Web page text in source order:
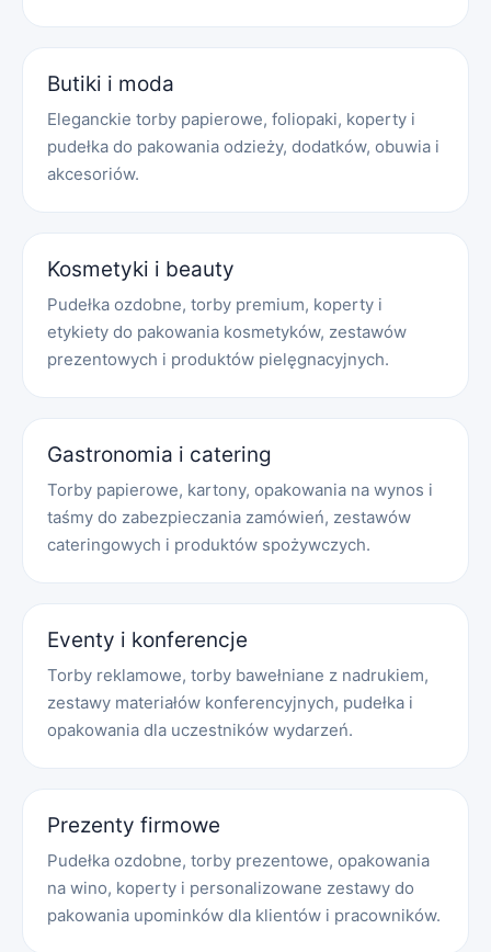
Butiki i moda
Eleganckie torby papierowe, foliopaki, koperty i
pudełka do pakowania odzieży, dodatków, obuwia i
akcesoriów.
Kosmetyki i beauty
Pudełka ozdobne, torby premium, koperty i
etykiety do pakowania kosmetyków, zestawów
prezentowych i produktów pielęgnacyjnych.
Gastronomia i catering
Torby papierowe, kartony, opakowania na wynos i
taśmy do zabezpieczania zamówień, zestawów
cateringowych i produktów spożywczych.
Eventy i konferencje
Torby reklamowe, torby bawełniane z nadrukiem,
zestawy materiałów konferencyjnych, pudełka i
opakowania dla uczestników wydarzeń.
Prezenty firmowe
Pudełka ozdobne, torby prezentowe, opakowania
na wino, koperty i personalizowane zestawy do
pakowania upominków dla klientów i pracowników.